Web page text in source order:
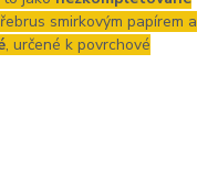
smirkovým papírem a
, určené k povrchové